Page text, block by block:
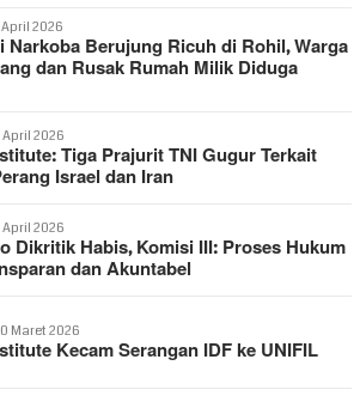
April 2026
Narkoba Berujung Ricuh di Rohil, Warga
dan Rusak Rumah Milik Diduga
April 2026
Tiga Prajurit TNI Gugur Terkait
Israel dan Iran
April 2026
Dikritik Habis, Komisi III: Proses Hukum
dan Akuntabel
Maret 2026
Kecam Serangan IDF ke UNIFIL